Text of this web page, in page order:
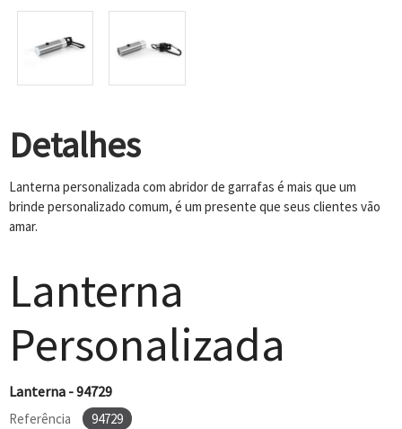
Detalhes
Lanterna personalizada com abridor de garrafas é mais que um
brinde personalizado comum, é um presente que seus clientes vão
amar.
Lanterna
Personalizada
Lanterna - 94729
Referência
94729